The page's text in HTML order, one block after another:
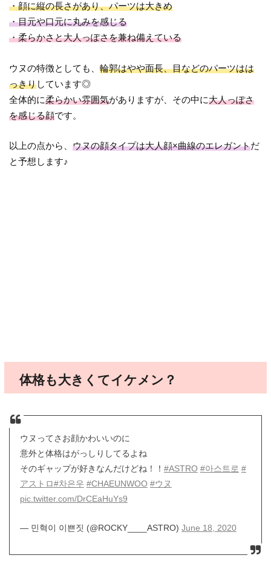
・顔に縦の長さがあり、パーツは大きめ
・目元や口元に丸みを感じる
・柔らかさと大人っぽさを兼ね備えている
ウヌの特徴としても、輪郭はやや面長、目などのパーツはは
っきりしています◎
全体的に柔らかい雰囲気がありますが、その中に大人っぽさ
を感じる顔です。
以上の点から、ウヌの顔タイプは大人顔×曲線のエレガントだ
と予想します♪
体格も大きくてイケメン？
ウヌってさお顔かわいいのに
意外と体格はがっしりしてるよね
そのギャップが好きなんだけどね！！ #ASTRO #아스트로 #
アストロ#차은우 #CHAEUNWOO #ウヌ
pic.twitter.com/DrCEaHuYs9
— 민혁이 이쁜짓 (@ROCKY____ASTRO) June 18, 2020